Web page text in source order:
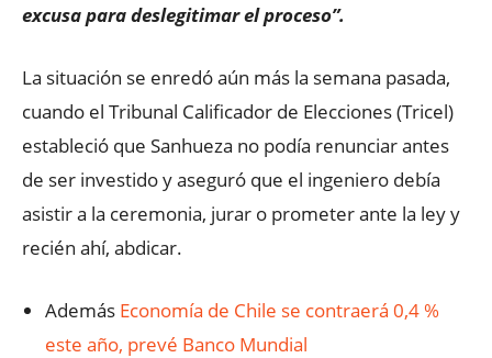
excusa para deslegitimar el proceso”.
La situación se enredó aún más la semana pasada,
cuando el Tribunal Calificador de Elecciones (Tricel)
estableció que Sanhueza no podía renunciar antes
de ser investido y aseguró que el ingeniero debía
asistir a la ceremonia, jurar o prometer ante la ley y
recién ahí, abdicar.
Además Economía de Chile se contraerá 0,4 %
este año, prevé Banco Mundial